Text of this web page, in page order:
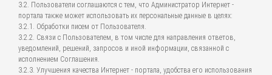
3.2. Пользователи соглашаются с тем, что Администратор Интернет -
портала также может использовать их персональные данные в целях:
3.2.1. Обработки писем от Пользователя.
3.2.2. Связи с Пользователем, в том числе для направления ответов,
уведомлений, решений, запросов и иной информации, связанной с
исполнением Соглашения.
3.2.3. Улучшения качества Интернет - портала, удобства его использования